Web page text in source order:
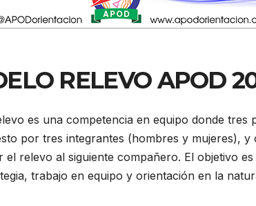
RELEVO APOD
es una competencia en equipo donde
por tres integrantes (hombres y mujeres),
el relevo al siguiente compañero. El objetivo
trabajo en equipo y orientación en la